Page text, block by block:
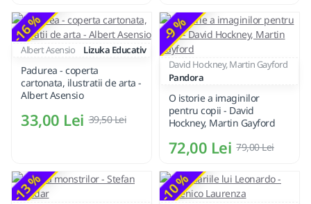
-16 %
Albert Asensio Lizuka Educativ
Padurea - coperta
cartonata, ilustratii de arta -
Albert Asensio
33,00 Lei 39,50 Lei
-9 %
David Hockney, Martin Gayford
Pandora
O istorie a imaginilor
pentru copii - David
Hockney, Martin Gayford
72,00 Lei 79,00 Lei
-13 % -10 %